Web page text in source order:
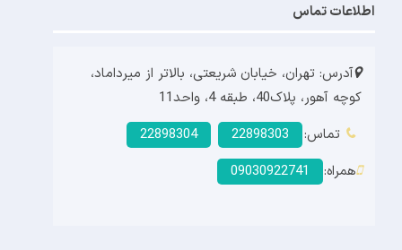
اطلاعات تماس
آدرس: تهران، خیابان شریعتی، بالاتر از میرداماد،
کوچه آهور، پلاک40، طبقه 4، واحد11
تماس:
22898303
22898304
همراه:
09030922741